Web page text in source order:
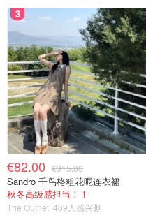
3
€82.00 €315.00
Sandro 千鸟格粗花呢连衣裙
秋冬高级感担当！！
The Outnet 469人感兴趣